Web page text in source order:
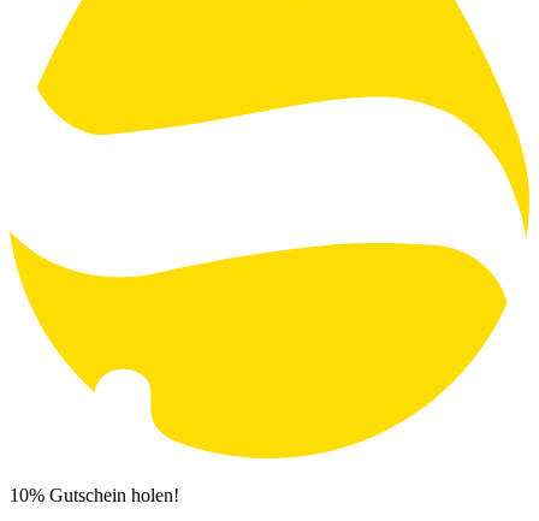
10% Gutschein holen!